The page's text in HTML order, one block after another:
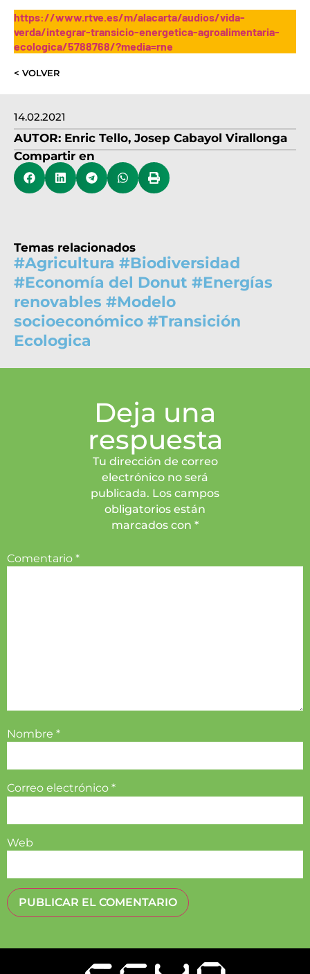
14.02.2021
AUTOR: Enric Tello, Josep Cabayol Virallonga
Compartir en
Temas relacionados
#Agricultura #Biodiversidad
#Economía del Donut #Energías
renovables #Modelo
socioeconómico #Transición
Ecologica
https://www.rtve.es/m/alacarta/audios/vida-
verda/integrar-transicio-energetica-agroalimentaria-
ecologica/5788768/?media=rne
< VOLVER
Deja una
respuesta
Tu dirección de correo
electrónico no será
publicada. Los campos
obligatorios están
marcados con *
Comentario *
Nombre *
Correo electrónico *
Web